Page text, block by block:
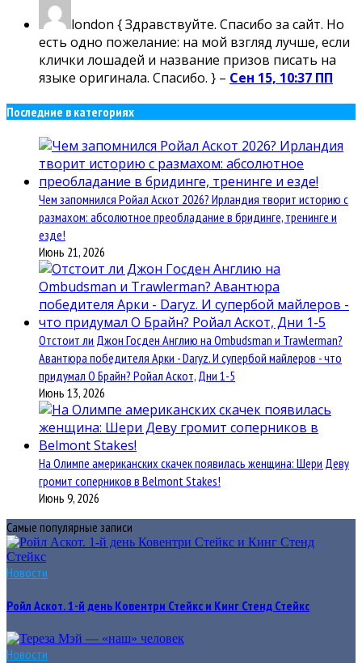
london { Здравствуйте. Спасибо за сайт. Но
есть одно пожелание: на мой взгляд лучше, если
клички лошадей и название призов писать на
языке оригинала. Спасибо. } – Сен 15, 10:37 ПП
Последние в категориях
Чем запомнился Ройал Аскот 2026? Ирландия творит историю с
размахом: абсолютное преобладание в бридинге, тренинге и
езде!
Июнь 21, 2026
Отстоит ли Джон Госден Англию на Ombudsman и Trawlerman?
Авантюра победителя Арки - Daryz. И супербой майлеров - что
придумал О Брайн? Ройал Аскот, Дни 1-5
Июнь 13, 2026
На Олимпе американских скачек появилась женщина: Шери Деву
громит соперников в Belmont Stakes!
Июнь 9, 2026
Самые популярные записи
Новости
Ройл Аскот. 1-й день Ковентри Стейкс и Кинг Стенд Стейкс
Новости